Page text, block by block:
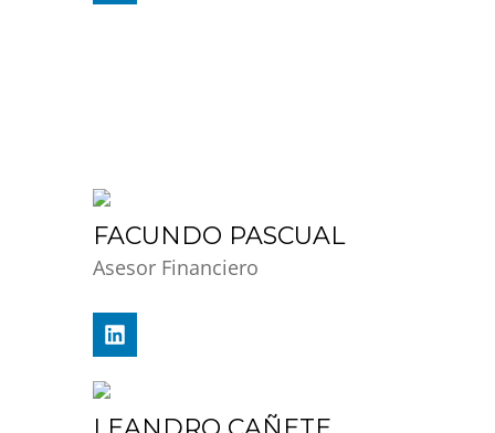
FACUNDO PASCUAL
Asesor Financiero